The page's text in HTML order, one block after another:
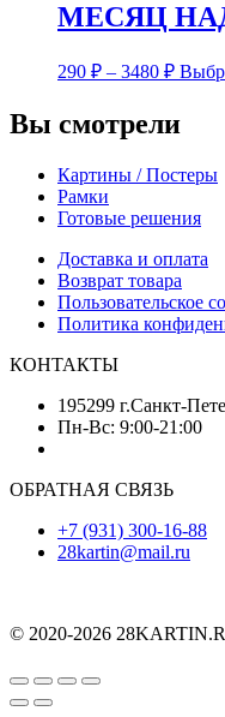
МЕСЯЦ
290 ₽ – 3480 ₽
Вы смотрели
Картины / Постеры
Рамки
Готовые решения
Доставка и оплата
Возврат товара
Пользовательское
Политика
КОНТАКТЫ
Пн-Вс: 9:00-21:00
ОБРАТНАЯ СВЯЗЬ
+7 (931) 300-16-88
28kartin@mail.ru
© 2020-2026